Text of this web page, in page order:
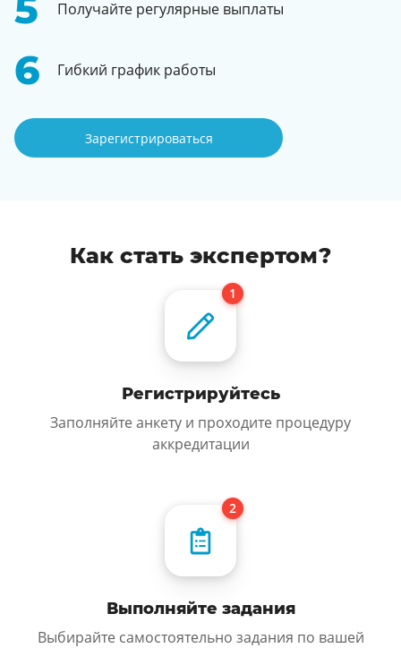
Получайте регулярные выплаты
Гибкий график работы
Зарегистрироваться
Как стать экспертом?
Регистрируйтесь
Заполняйте анкету и проходите процедуру
аккредитации
Выполняйте задания
Выбирайте самостоятельно задания по вашей